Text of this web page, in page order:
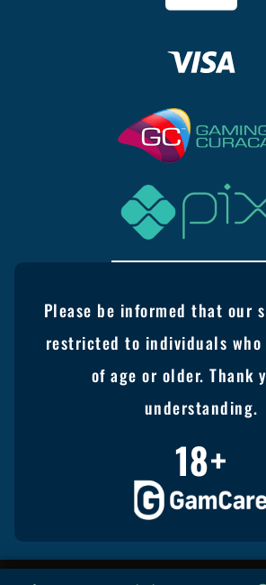
Please be informed that our
restricted to individuals who
of age or older. Thank
understanding.
18+